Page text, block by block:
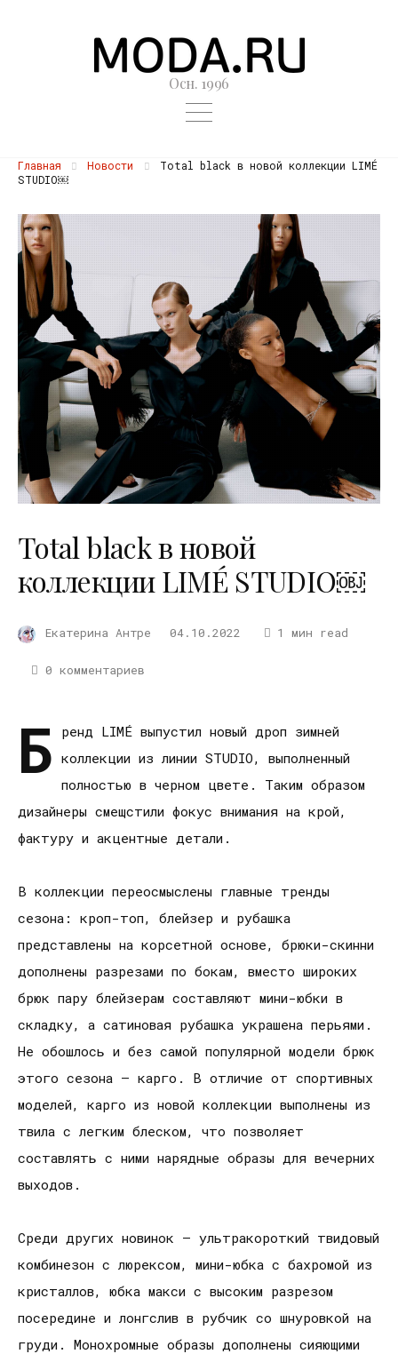
Осн. 1996
Главная Новости
Total black в новой коллекции LIMÉ
STUDIO￼
Total black в новой
коллекции LIMÉ STUDIO￼
Екатерина Антре 04.10.2022 1 мин read
0 комментариев
Б ренд LIMÉ выпустил новый дроп зимней
коллекции из линии STUDIO, выполненный
полностью в черном цвете. Таким образом
дизайнеры смещстили фокус внимания на крой,
фактуру и акцентные детали.
В коллекции переосмыслены главные тренды
сезона: кроп-топ, блейзер и рубашка
представлены на корсетной основе, брюки-скинни
дополнены разрезами по бокам, вместо широких
брюк пару блейзерам составляют мини-юбки в
складку, а сатиновая рубашка украшена перьями.
Не обошлось и без самой популярной модели брюк
этого сезона — карго. В отличие от спортивных
моделей, карго из новой коллекции выполнены из
твила с легким блеском, что позволяет
составлять с ними нарядные образы для вечерних
выходов.
Среди других новинок — ультракороткий твидовый
комбинезон с люрексом, мини-юбка с бахромой из
кристаллов, юбка макси с высоким разрезом
посередине и лонгслив в рубчик со шнуровкой на
груди. Монохромные образы дополнены сияющими